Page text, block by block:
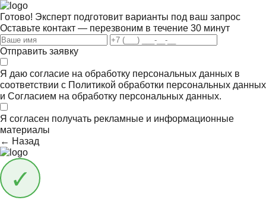
Готово! Эксперт подготовит варианты под ваш запрос
Оставьте контакт — перезвоним в течение 30 минут
Отправить заявку
Я даю согласие на обработку персональных данных в
соответствии с Политикой обработки персональных данных
и Согласием на обработку персональных данных.
Я согласен получать рекламные и информационные
материалы
← Назад